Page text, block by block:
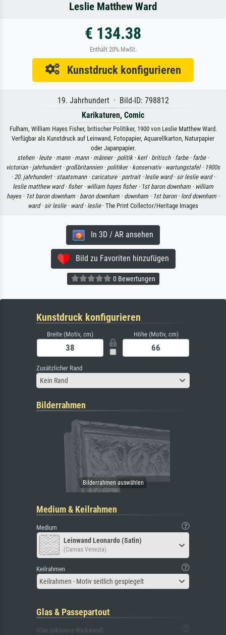
Leslie Matthew Ward
€ 134.38
Enthält 20% MwSt.
Kunstdruck konfigurieren
19. Jahrhundert · Bild-ID: 798812
Karikaturen, Comic
Fulham, William Hayes Fisher, britischer Politiker, 1900 von Leslie Matthew Ward.
Verfügbar als Kunstdruck auf Leinwand, Fotopapier, Aquarellkarton, Naturpapier
oder Japanpapier.
stehen · leute · mann · mann · männer · politik · kerl · britisch · farbe · farbe ·
victorian · jahrhundert · großbritannien · politiker · konservativ · wartungstafel · 1900s
·20. jahrhundert · staatsmann · caricature · portrait · leslie ward · sir leslie ward ·
leslie matthew ward · fisher · william hayes fisher · 1st baron downham · william
hayes · 1st baron downham · baron downham · downham · 1st baron · lord downham ·
ward · sir leslie · ward · leslie· The Print Collector/Heritage Images
In 3D / AR ansehen
Bild zu Favoriten hinzufügen
0 Bewertungen
Kunstdruck konfigurieren
Breite (Motiv, cm) Höhe (Motiv, cm)
Zusätzlicher Rand
Kein Rand
Bilderrahmen
Medium & Keilrahmen
Medium
Leinwand Leonardo (Satin)
(Canvas Venezia)
Keilrahmen
Keilrahmen - Motiv seitlich gespiegelt
Glas & Passepartout
Glas (inklusive Rückwand)